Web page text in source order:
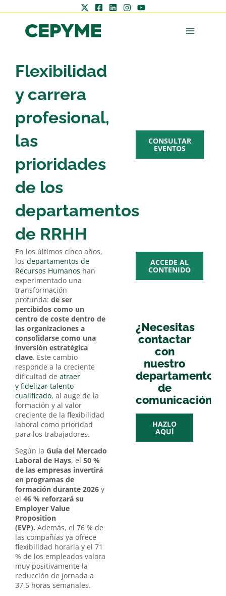
Flexibilidad
y carrera
profesional,
las
prioridades
de los
departamentos
de RRHH
En los últimos cinco años,
los departamentos de
Recursos Humanos han
experimentado una
transformación
profunda: de ser
percibidos como un
centro de coste dentro de
las organizaciones a
consolidarse como una
inversión estratégica
clave. Este cambio
responde a la creciente
dificultad de atraer
y fidelizar talento
cualificado, al auge de la
formación y al valor
creciente de la flexibilidad
laboral como prioridad
para los trabajadores.
Según la Guía del Mercado
Laboral de Hays, el 50 %
de las empresas invertirá
en programas de
formación durante 2026 y
el 46 % reforzará su
Employer Value
Proposition
(EVP). Además, el 76 % de
las compañías ya ofrece
flexibilidad horaria y el 71
% de los empleados valora
muy positivamente la
reducción de jornada a
37,5 horas semanales.
CONSULTAR
EVENTOS
ACCEDE AL
CONTENIDO
¿Necesitas
contactar
con
nuestro
departamento
de
comunicación?
HAZLO
AQUÍ